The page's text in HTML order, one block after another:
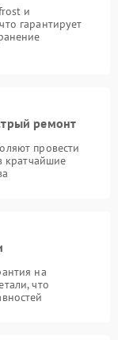
и
гарантирует
ремонт
провести
кратчайшие
на
что